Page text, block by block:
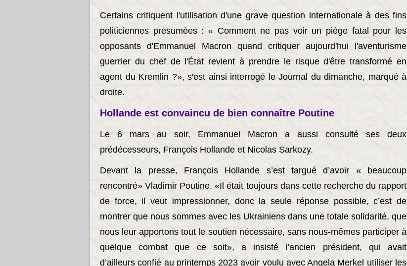
Certains critiquent l'utilisation d'une grave question internationale à des fins
politiciennes présumées : « Comment ne pas voir un piège fatal pour les
opposants d'Emmanuel Macron quand critiquer aujourd'hui l'aventurisme
guerrier du chef de l'État revient à prendre le risque d'être transformé en
agent du Kremlin ?», s'est ainsi interrogé le Journal du dimanche, marqué à
droite.
Hollande est convaincu de bien connaître Poutine
Le 6 mars au soir, Emmanuel Macron a aussi consulté ses deux
prédécesseurs, François Hollande et Nicolas Sarkozy.
Devant la presse, François Hollande s’est targué d’avoir « beaucoup
rencontré» Vladimir Poutine. «Il était toujours dans cette recherche du rapport
de force, il veut impressionner, donc la seule réponse possible, c’est de
montrer que nous sommes avec les Ukrainiens dans une totale solidarité, que
nous leur apportons tout le soutien nécessaire, sans nous-mêmes participer à
quelque combat que ce soit», a insisté l’ancien président, qui avait
d’ailleurs confié au printemps 2023 avoir voulu avec Angela Merkel utiliser les